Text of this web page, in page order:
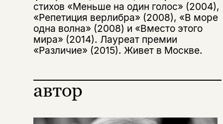
стихов «Меньше на один голос» (2004),
«Репетиция верлибра» (2008), «В море
одна волна» (2008) и «Вместо этого
мира» (2014). Лауреат премии
«Различие» (2015). Живет в Москве.
автор
Поделиться
Я соглашаюсь с Политикой конфиденциальности
не предназначена для
несовершеннолетних
Скажите, пожалуйста,